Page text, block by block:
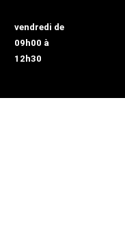
vendredi de
09h00 à
12h30